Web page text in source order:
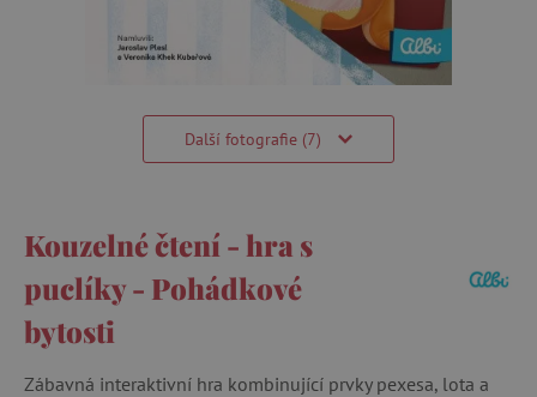
Další fotografie (7)
Kouzelné čtení - hra s
puclíky - Pohádkové
bytosti
Zábavná interaktivní hra kombinující prvky pexesa, lota a